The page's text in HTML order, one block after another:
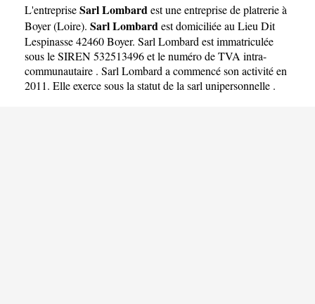
L'entrepriseSarl Lombardest uneentreprise de platrerie à
Boyer(Loire). Sarl Lombardest domiciliée au Lieu Dit
Lespinasse 42460 Boyer. Sarl Lombard est immatriculée
sous le SIREN 532513496 et le numéro de TVA intra-
communautaire . Sarl Lombard a commencé son activité en
2011. Elle exerce sous la statut de la sarl unipersonnelle .